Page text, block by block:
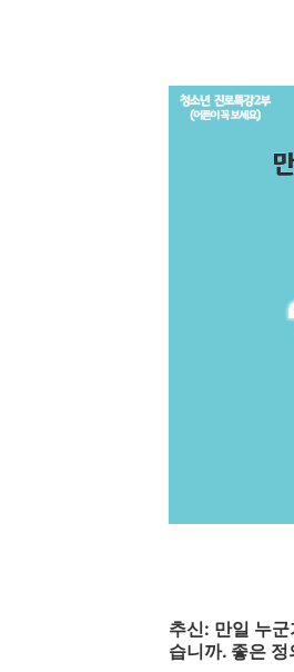
추신: 만일 누
습니까. 좋은